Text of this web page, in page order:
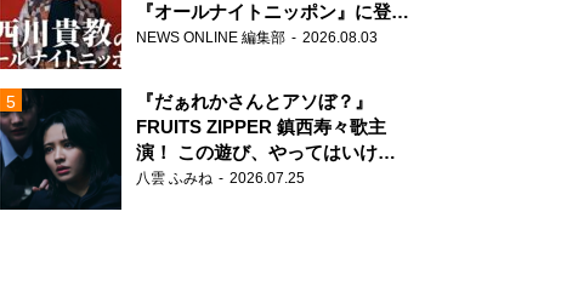
『オールナイトニッポン』に登
場！
NEWS ONLINE 編集部 2026.08.03
『だぁれかさんとアソぼ？』
FRUITS ZIPPER 鎮西寿々歌主
演！ この遊び、やってはいけま
せん。
八雲 ふみね 2026.07.25